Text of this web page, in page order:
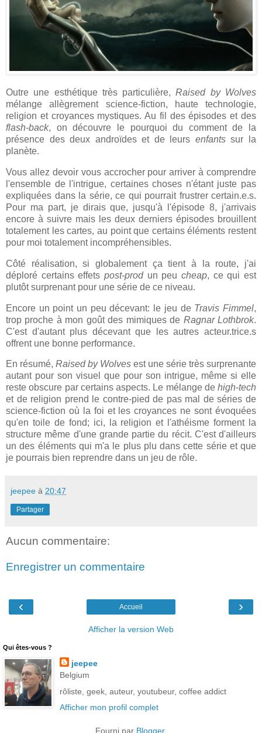
Outre une esthétique très particulière,Raised by Wolves
mélange allègrement science-fiction, haute technologie,
religion et croyances mystiques. Au fil des épisodes et des
flash-back, on découvre le pourquoi du comment de la
présence des deux androïdes et de leurs enfantssur la
planète.
Vous allez devoir vous accrocher pour arriver à comprendre
l'ensemble de l'intrigue, certaines choses n'étant juste pas
expliquées dans la série, ce qui pourrait frustrer certain.e.s.
Pour ma part, je dirais que, jusqu'à l'épisode 8, j'arrivais
encore à suivre mais les deux derniers épisodes brouillent
totalement les cartes, au point que certains éléments restent
pour moi totalement incompréhensibles.
Côté réalisation, si globalement ça tient à la route, j'ai
déploré certains effets post-produn peu cheap, ce qui est
plutôt surprenant pour une série de ce niveau.
Encore un point un peu décevant: le jeu de Travis Fimmel,
trop proche à mon goût des mimiques de Ragnar Lothbrok.
C'est d'autant plus décevant que les autres acteur.trice.s
offrent une bonne performance.
En résumé, Raised by Wolves est une série très surprenante
autant pour son visuel que pour son intrigue, même si elle
reste obscure par certains aspects. Le mélange de high-tech
et de religion prend le contre-pied de pas mal de séries de
science-fiction où la foi et les croyances ne sont évoquées
qu'en toile de fond; ici, la religion et l'athéisme forment la
structure même d'une grande partie du récit. C'est d'ailleurs
un des éléments qui m'a le plus plu dans cette série et que
je pourrais bien reprendre dans un jeu de rôle.
jeepee à 20:47
Partager
Aucun commentaire:
Enregistrer un commentaire
‹ ›
Accueil
Afficher la version Web
Qui êtes-vous ?
jeepee
Belgium
rôliste, geek, auteur, youtubeur, coffee addict
Afficher mon profil complet
Fourni par Blogger.